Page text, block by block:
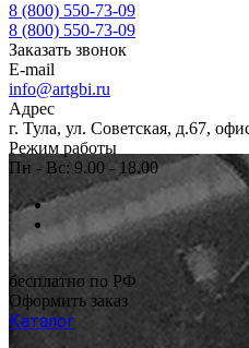
8 (800) 550-73-09
8 (800) 550-73-09
Заказать звонок
E-mail
info@artgbi.ru
Адрес
г. Тула, ул. Советская, д.67,
Режим работы
Пн - Вс: 9.00 - 18.00
бесплатно по РФ
Оформить заказ
Каталог